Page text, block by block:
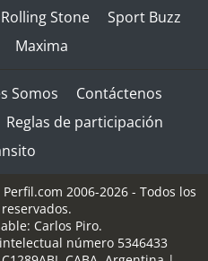
Rolling Stone
Sport Buzz
Maxima
Somos
Contáctenos
Reglas de participación
2006-2026 - Todos los
Carlos Piro.
número 5346433